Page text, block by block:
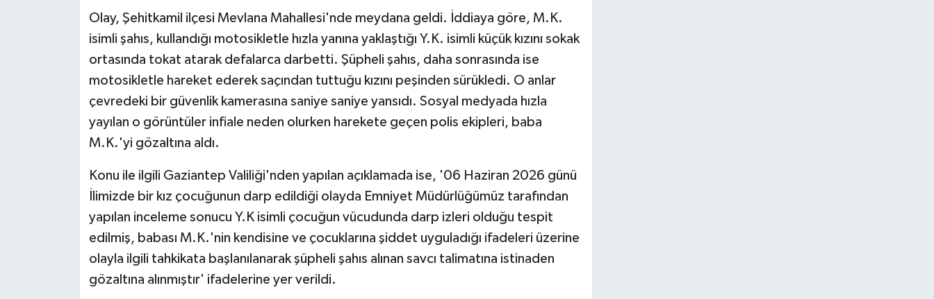
Olay, Şehitkamil ilçesi Mevlana Mahallesi'nde meydana geldi. İddiaya göre, M.K.
isimli şahıs, kullandığı motosikletle hızla yanına yaklaştığı Y.K. isimli küçük kızını sokak
ortasında tokat atarak defalarca darbetti. Şüpheli şahıs, daha sonrasında ise
motosikletle hareket ederek saçından tuttuğu kızını peşinden sürükledi. O anlar
çevredeki bir güvenlik kamerasına saniye saniye yansıdı. Sosyal medyada hızla
yayılan o görüntüler infiale neden olurken harekete geçen polis ekipleri, baba
M.K.'yi gözaltına aldı.
Konu ile ilgili Gaziantep Valiliği'nden yapılan açıklamada ise, '06 Haziran 2026 günü
İlimizde bir kız çocuğunun darp edildiği olayda Emniyet Müdürlüğümüz tarafından
yapılan inceleme sonucu Y.K isimli çocuğun vücudunda darp izleri olduğu tespit
edilmiş, babası M.K.'nin kendisine ve çocuklarına şiddet uyguladığı ifadeleri üzerine
olayla ilgili tahkikata başlanılanarak şüpheli şahıs alınan savcı talimatına istinaden
gözaltına alınmıştır' ifadelerine yer verildi.